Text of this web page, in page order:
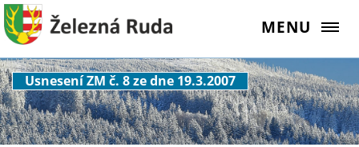
MENU
Usnesení ZM č. 8 ze dne 19.3.2007